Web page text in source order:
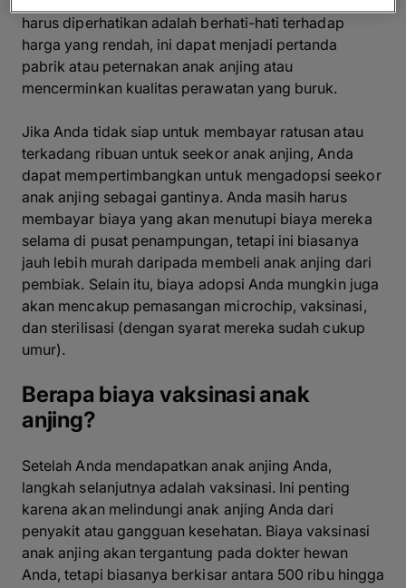
harus diperhatikan adalah berhati-hati terhadap
harga yang rendah, ini dapat menjadi pertanda
pabrik atau peternakan anak anjing atau
mencerminkan kualitas perawatan yang buruk.
Jika Anda tidak siap untuk membayar ratusan atau
terkadang ribuan untuk seekor anak anjing, Anda
dapat mempertimbangkan untuk mengadopsi seekor
anak anjing sebagai gantinya. Anda masih harus
membayar biaya yang akan menutupi biaya mereka
selama di pusat penampungan, tetapi ini biasanya
jauh lebih murah daripada membeli anak anjing dari
pembiak. Selain itu, biaya adopsi Anda mungkin juga
akan mencakup pemasangan microchip, vaksinasi,
dan sterilisasi (dengan syarat mereka sudah cukup
umur).
Berapa biaya vaksinasi anak
anjing?
Setelah Anda mendapatkan anak anjing Anda,
langkah selanjutnya adalah vaksinasi. Ini penting
karena akan melindungi anak anjing Anda dari
penyakit atau gangguan kesehatan. Biaya vaksinasi
anak anjing akan tergantung pada dokter hewan
Anda, tetapi biasanya berkisar antara 500 ribu hingga